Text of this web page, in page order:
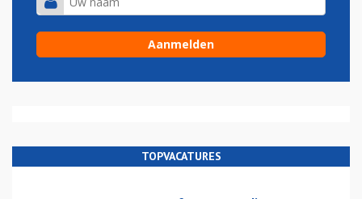
TOPVACATURES